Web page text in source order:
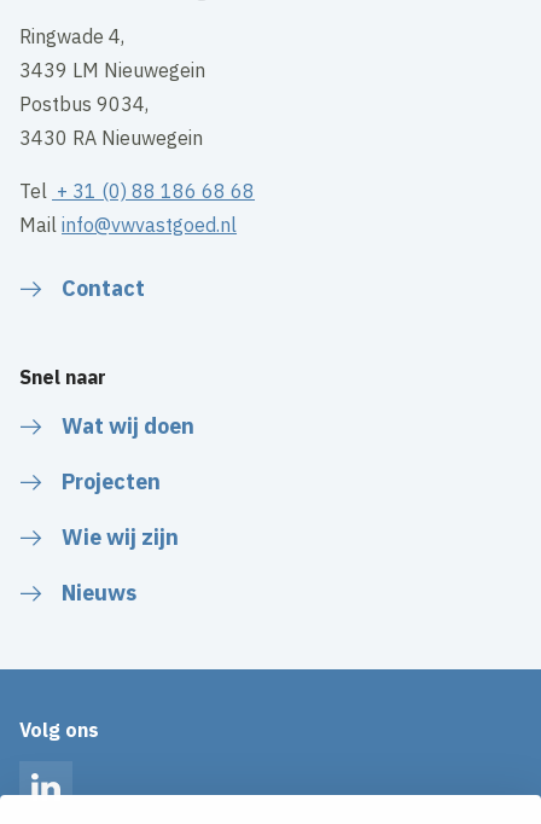
Ringwade 4,
3439 LM Nieuwegein
Postbus 9034,
3430 RA Nieuwegein
Tel + 31 (0) 88 186 68 68
Mailinfo@vwvastgoed.nl
Contact
Snel naar
Wat wij doen
Projecten
Wie wij zijn
Nieuws
Volg ons